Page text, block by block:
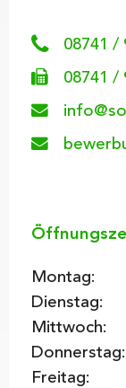
08741 /
08741 /
Montag:
Dienstag:
Mittwoch:
Donnerstag:
Freitag: